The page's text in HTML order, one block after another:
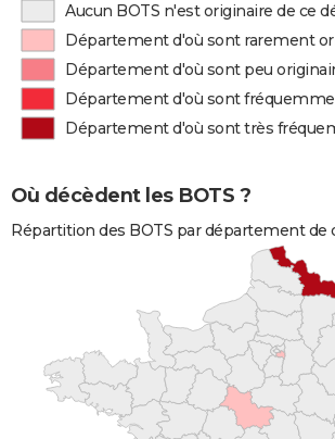
Aucun BOTS n'est originaire de ce
Département d'où sont rarement
Département d'où sont peu
Département d'où sont
Département d'où sont très
Où décèdent les BOTS ?
Répartition des BOTS par département de